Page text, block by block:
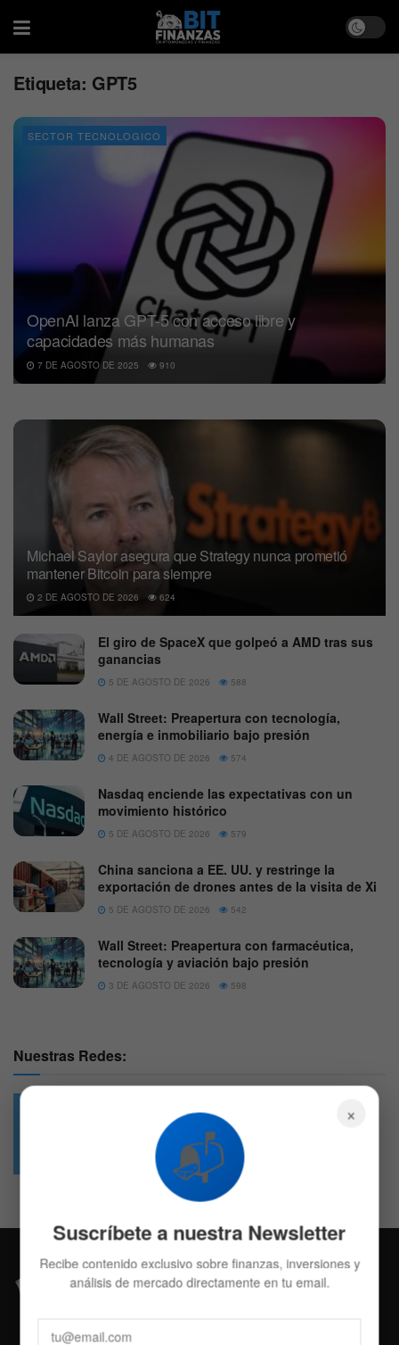
Etiqueta: GPT5
SECTOR TECNOLOGICO
OpenAI lanza GPT-5 con acceso libre y
capacidades más humanas
7 DE AGOSTO DE 2025 910
Michael Saylor asegura que Strategy nunca prometió
mantener Bitcoin para siempre
2 DE AGOSTO DE 2026 624
El giro de SpaceX que golpeó a AMD tras sus
ganancias
5 DE AGOSTO DE 2026 588
Wall Street: Preapertura con tecnología,
energía e inmobiliario bajo presión
4 DE AGOSTO DE 2026 574
Nasdaq enciende las expectativas con un
movimiento histórico
5 DE AGOSTO DE 2026 579
China sanciona a EE. UU. y restringe la
exportación de drones antes de la visita de Xi
5 DE AGOSTO DE 2026 542
Wall Street: Preapertura con farmacéutica,
tecnología y aviación bajo presión
3 DE AGOSTO DE 2026 598
Nuestras Redes:
4.7k
Followers
×
📬
Suscríbete a nuestra Newsletter
Recibe contenido exclusivo sobre finanzas, inversiones y
análisis de mercado directamente en tu email.